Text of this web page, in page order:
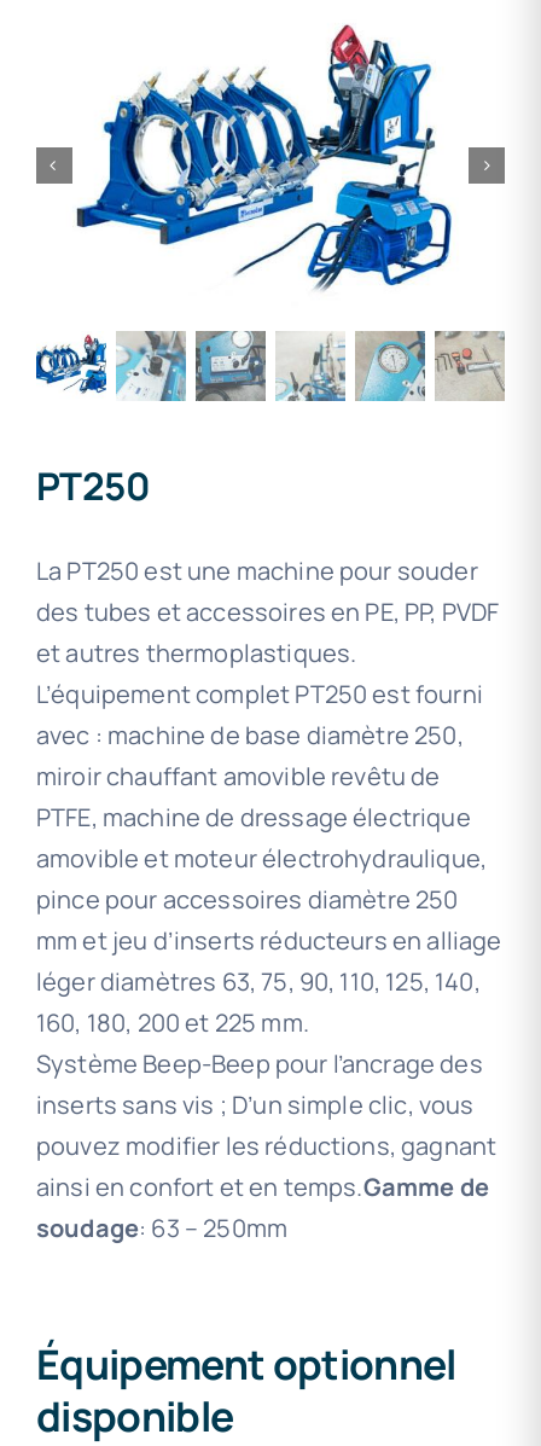
PT250
La PT250 est une machine pour souder
des tubes et accessoires en PE, PP, PVDF
et autres thermoplastiques.
L’équipement complet PT250 est fourni
avec : machine de base diamètre 250,
miroir chauffant amovible revêtu de
PTFE, machine de dressage électrique
amovible et moteur électrohydraulique,
pince pour accessoires diamètre 250
mm et jeu d’inserts réducteurs en alliage
léger diamètres 63, 75, 90, 110, 125, 140,
160, 180, 200 et 225 mm.
Système Beep-Beep pour l’ancrage des
inserts sans vis ; D’un simple clic, vous
pouvez modifier les réductions, gagnant
ainsi en confort et en temps.Gamme de
soudage: 63 – 250mm
Équipement optionnel
disponible